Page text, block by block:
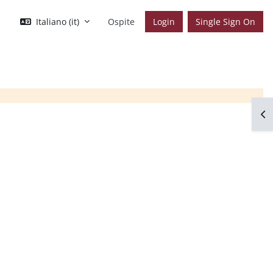
Italiano ‎(it)‎ Ospite Login Single Sign On